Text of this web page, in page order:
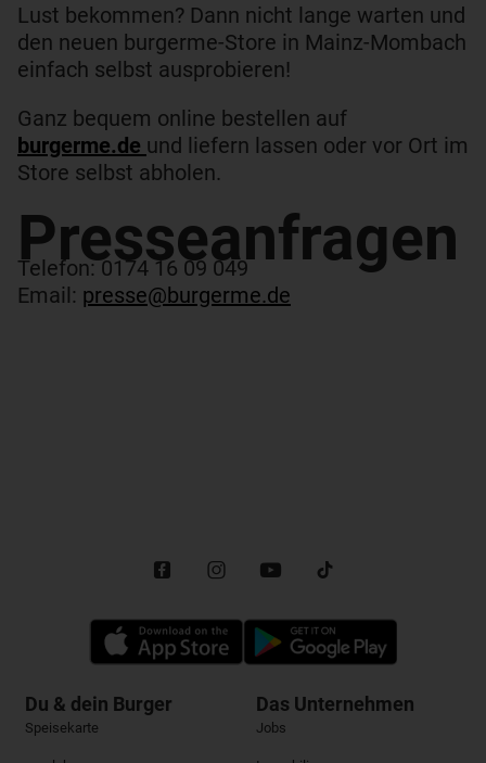
Lust bekommen? Dann nicht lange warten und
den neuen burgerme-Store in Mainz-Mombach
einfach selbst ausprobieren!
Ganz bequem online bestellen auf
burgerme.de und liefern lassen oder vor Ort im
Store selbst abholen.
Presseanfragen​
Telefon: 0174 16 09 049
Email: presse@burgerme.de
Du & dein Burger
Speisekarte
Das Unternehmen
Jobs